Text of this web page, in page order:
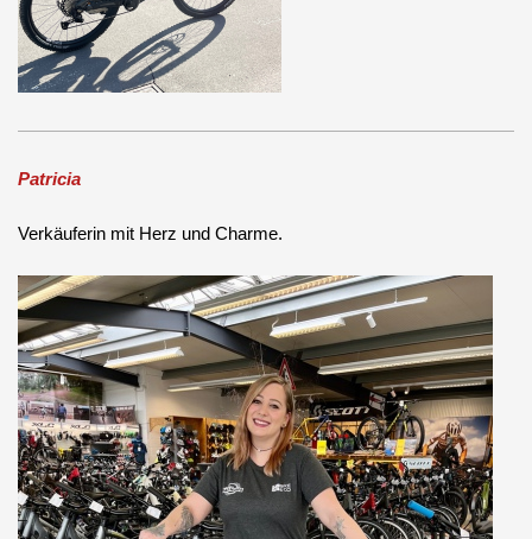
Patricia
Verkäuferin mit Herz und Charme.